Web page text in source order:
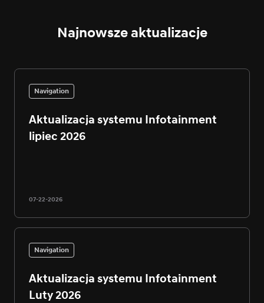
Najnowsze aktualizacje
Navigation
Aktualizacja systemu Infotainment
lipiec 2026
07-22-2026
Navigation
Aktualizacja systemu Infotainment
Luty 2026